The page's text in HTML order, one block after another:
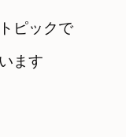
ピックで
ます